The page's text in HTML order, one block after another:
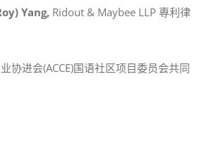
Yang,Ridout & Maybee LLP 專利律
协进会(ACCE)国语社区项目委员会共同